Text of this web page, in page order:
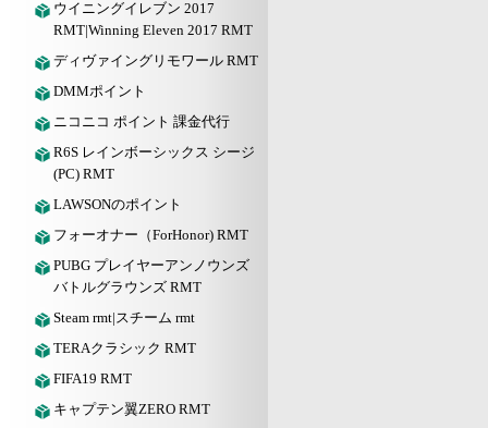
ウイニングイレブン 2017
RMT|Winning Eleven 2017 RMT
ディヴァイングリモワール RMT
DMMポイント
ニコニコ ポイント 課金代行
R6S レインボーシックス シージ
(PC) RMT
LAWSONのポイント
フォーオナー（ForHonor) RMT
PUBG プレイヤーアンノウンズ
バトルグラウンズ RMT
Steam rmt|スチーム rmt
TERAクラシック RMT
FIFA19 RMT
キャプテン翼ZERO RMT